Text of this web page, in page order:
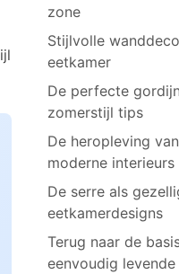
zone
Stijlvolle
eetkamer
De perfecte
zomerstijl tips
De heropleving
moderne interieurs
De serre als
eetkamerdesigns
Terug naar de
eenvoudig